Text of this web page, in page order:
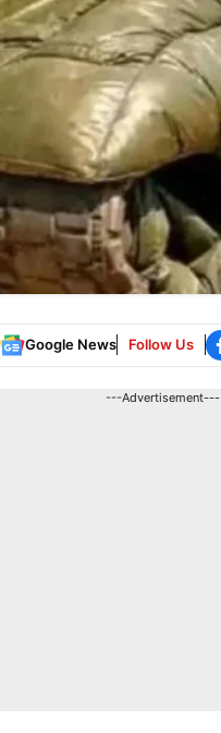
Google News Follow Us
---Advertisement---